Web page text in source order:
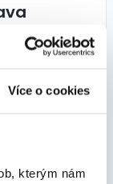
Více o cookies
kterým nám
nebo